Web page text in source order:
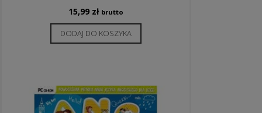
15,99 zł brutto
DODAJ DO KOSZYKA